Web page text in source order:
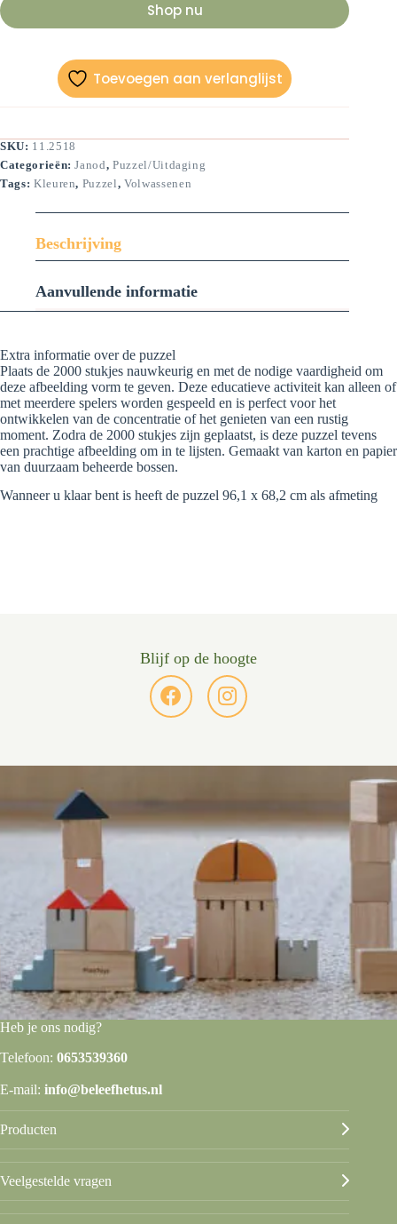
Shop nu
Toevoegen aan verlanglijst
SKU: 11.2518
Categorieën:Janod,Puzzel/Uitdaging
Tags: Kleuren, Puzzel, Volwassenen
Beschrijving
Aanvullende informatie
Extra informatie over de puzzel
Plaats de 2000 stukjes nauwkeurig en met de nodige vaardigheid om
deze afbeelding vorm te geven. Deze educatieve activiteit kan alleen of
met meerdere spelers worden gespeeld en is perfect voor het
ontwikkelen van de concentratie of het genieten van een rustig
moment. Zodra de 2000 stukjes zijn geplaatst, is deze puzzel tevens
een prachtige afbeelding om in te lijsten. Gemaakt van karton en papier
van duurzaam beheerde bossen.
Wanneer u klaar bent is heeft de puzzel 96,1 x 68,2 cm als afmeting
Blijf op de hoogte
Heb je ons nodig?
Telefoon: 0653539360
E-mail: info@beleefhetus.nl
Producten
Veelgestelde vragen